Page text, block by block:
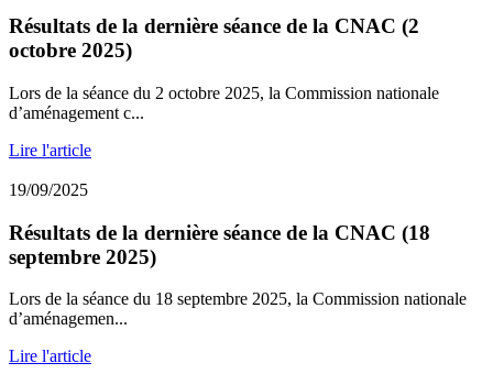
Résultats de la dernière séance de la CNAC (2
octobre 2025)
Lors de la séance du 2 octobre 2025, la Commission nationale
d’aménagement c...
Lire l'article
19/09/2025
Résultats de la dernière séance de la CNAC (18
septembre 2025)
Lors de la séance du 18 septembre 2025, la Commission nationale
d’aménagemen...
Lire l'article